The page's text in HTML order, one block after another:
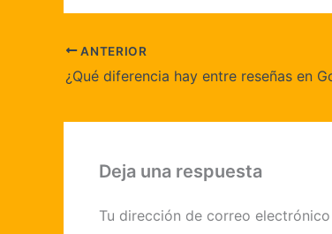
ANTERIOR
Deja una respuesta
Tu dirección de correo